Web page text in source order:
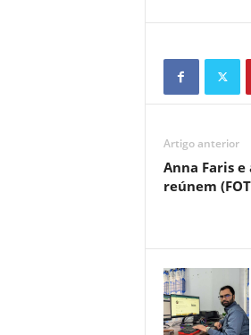
Artigo anterior
Anna Faris
reúnem